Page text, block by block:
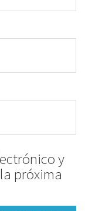
y
próxima